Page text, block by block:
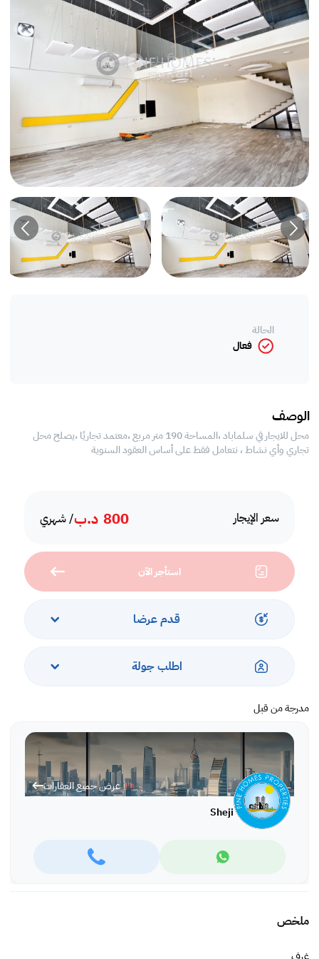
سعر الإيجار 800 د.ب/ شهري
استأجر الآن
قدم عرضا
اطلب جولة
مدرجة من قبل
عرض جميع العقارات
Sheji
الحالة
فعال
الوصف
محل للايجار في سلماباد ،المساحة 190 متر مربع ،معتمد تجاريًا ،يصلح محل
تجاري وأي نشاط ، نتعامل فقط على أساس العقود السنوية
ملخص